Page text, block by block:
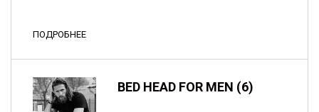
ПОДРОБНЕЕ
BED HEAD FOR MEN (6)